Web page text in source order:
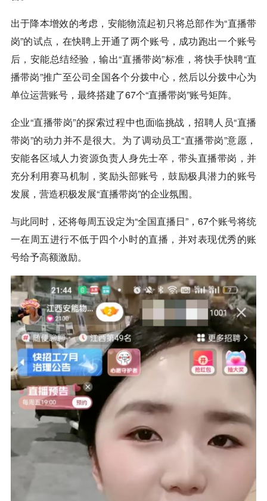
出于降本增效的考虑，安能物流起初只将总部作为“直播带
岗”的试点，在快聘上开通了两个账号，成功跑出一个账号
后，安能总结经验，输出“直播带岗”标准，将快手快聘“直
播带岗”推广至公司全国各个分拨中心，然后以分拨中心为
单位运营账号，最终搭建了67个“直播带岗”账号矩阵。
企业“直播带岗”的探索过程中也面临挑战，招聘人员“直播
带岗”的动力并不是很大。为了调动员工“直播带岗”意愿，
安能各区域人力资源负责人身先士卒，带头直播带岗，并
充分利用赛马机制，奖励头部账号，鼓励极具潜力的账号
发展，营造积极发展“直播带岗”的企业氛围。
与此同时，还将每周五设定为“全国直播日”，67个账号将统
一在周五进行不低于四个小时的直播，并对表现优秀的账
号给予高额激励。